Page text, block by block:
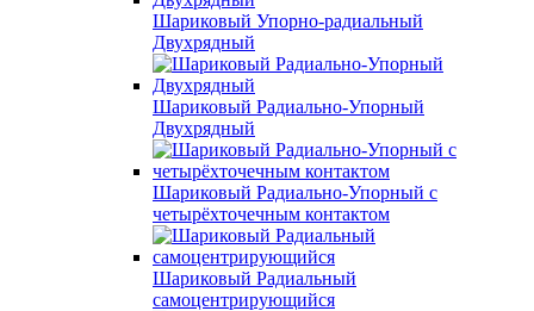
Шариковый Упорно-радиальный
Двухрядный
Шариковый Радиально-Упорный
Двухрядный
Шариковый Радиально-Упорный с
четырёхточечным контактом
Шариковый Радиальный
самоцентрирующийся